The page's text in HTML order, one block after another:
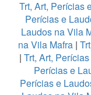
Trt, Art, Perícias
Perícias e
Laudos na Vila
na Vila Mafra |
| Trt, Art,
Perícias e
Perícias e